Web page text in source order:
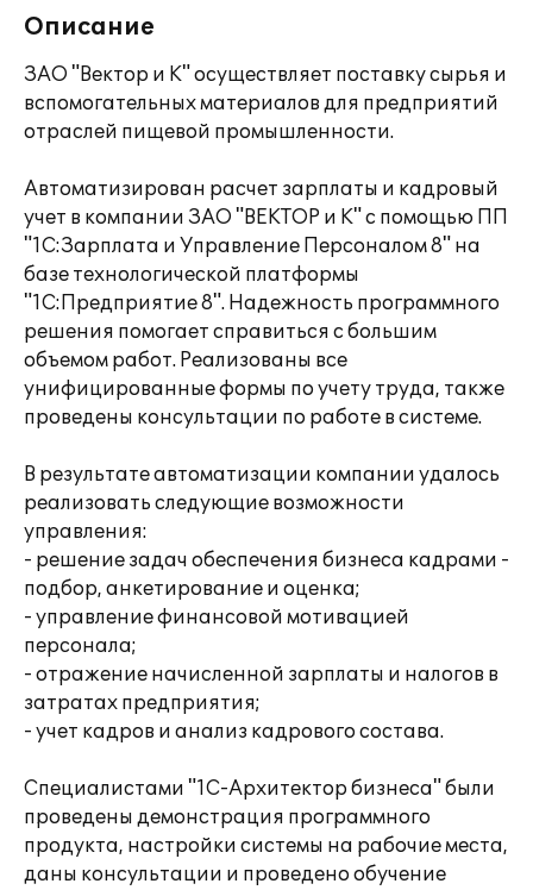
Описание
ЗАО "Вектор и К" осуществляет поставку сырья и
вспомогательных материалов для предприятий
отраслей пищевой промышленности.
Автоматизирован расчет зарплаты и кадровый
учет в компании ЗАО "ВЕКТОР и К" с помощью ПП
"1С:Зарплата и Управление Персоналом 8" на
базе технологической платформы
"1С:Предприятие 8". Надежность программного
решения помогает справиться с большим
объемом работ. Реализованы все
унифицированные формы по учету труда, также
проведены консультации по работе в системе.
В результате автоматизации компании удалось
реализовать следующие возможности
управления:
- решение задач обеспечения бизнеса кадрами -
подбор, анкетирование и оценка;
- управление финансовой мотивацией
персонала;
- отражение начисленной зарплаты и налогов в
затратах предприятия;
- учет кадров и анализ кадрового состава.
Специалистами "1С-Архитектор бизнеса" были
проведены демонстрация программного
продукта, настройки системы на рабочие места,
даны консультации и проведено обучение